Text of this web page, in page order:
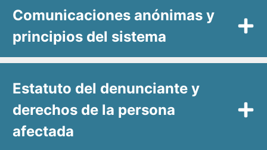
Comunicaciones anónimas y
principios del sistema
Estatuto del denunciante y
derechos de la persona
afectada